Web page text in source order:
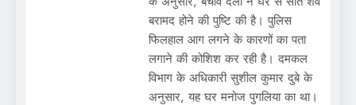
बरामद होने की पुष्टि की है। पुलिस
फिलहाल आग लगने के कारणों का पता
लगाने की कोशिश कर रही है। दमकल
विभाग के अधिकारी सुशील कुमार दुबे के
अनुसार, यह घर मनोज पुगलिया का था।